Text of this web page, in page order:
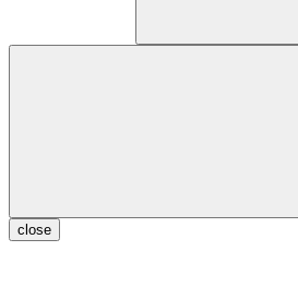
close